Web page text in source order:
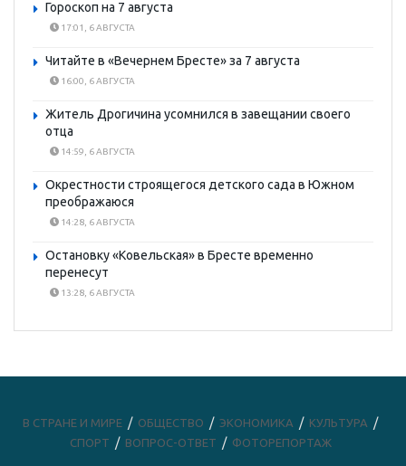
Гороскоп на 7 августа
17:01, 6 АВГУСТА
Читайте в «Вечернем Бресте» за 7 августа
16:00, 6 АВГУСТА
Житель Дрогичина усомнился в завещании своего
отца
14:59, 6 АВГУСТА
Окрестности строящегося детского сада в Южном
преображаюся
14:28, 6 АВГУСТА
Остановку «Ковельская» в Бресте временно
перенесут
13:28, 6 АВГУСТА
В СТРАНЕ И МИРЕ ОБЩЕСТВО ЭКОНОМИКА
КУЛЬТУРА
СПОРТ
ВОПРОС-ОТВЕТ ФОТОРЕПОРТАЖ